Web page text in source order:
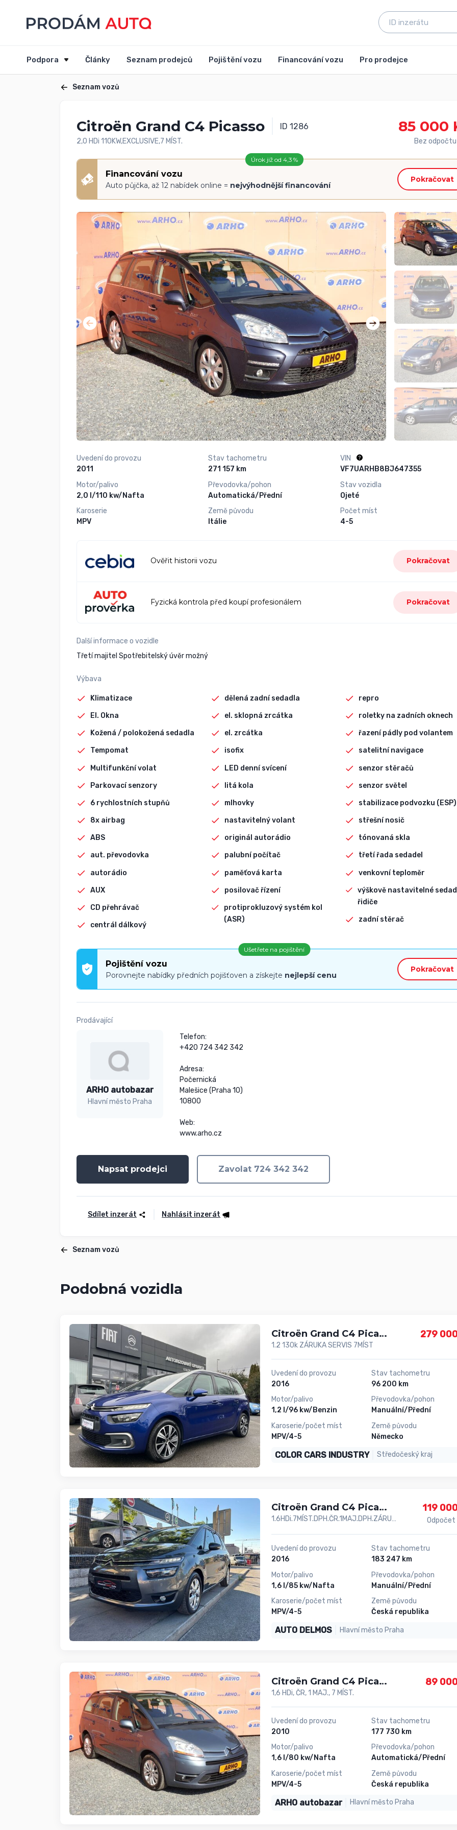
Podpora Články Seznam prodejců Pojištění vozu Financování vozu Pro prodejce
Seznam vozů
Citroën Grand C4 Picasso ID 1286
2,0 HDi 110KW,EXCLUSIVE,7 MÍST.
85 000
Bez odpočtu
Úrok již od 4,3 %
Financování vozu
Auto půjčka, až 12 nabídek online = nejvýhodnější financování
Pokračovat
Uvedení do provozu
2011
Motor/palivo
2,0 l/110 kw/Nafta
Karoserie
MPV
Stav tachometru
271 157 km
Převodovka/pohon
Automatická/Přední
Země původu
Itálie
VIN
VF7UARHB8BJ647355
Stav vozidla
Ojeté
Počet míst
4-5
Ověřit historii vozu Pokračovat
Fyzická kontrola před koupí profesionálem Pokračovat
Další informace o vozidle
Třetí majitel Spotřebitelský úvěr možný
Výbava
Klimatizace
El. Okna
Kožená / polokožená sedadla
Tempomat
Multifunkční volat
Parkovací senzory
6 rychlostních stupňů
8x airbag
ABS
aut. převodovka
autorádio
AUX
CD přehrávač
centrál dálkový
dělená zadní sedadla
el. sklopná zrcátka
el. zrcátka
isofix
LED denní svícení
litá kola
mlhovky
nastavitelný volant
originál autorádio
palubní počítač
paměťová karta
posilovač řízení
protiprokluzový systém kol
(ASR)
repro
roletky na zadních oknech
řazení pádly pod volantem
satelitní navigace
senzor stěračů
senzor světel
stabilizace podvozku (ESP)
střešní nosič
tónovaná skla
třetí řada sedadel
venkovní teploměr
výškově nastavitelné
řidiče
zadní stěrač
Ušetřete na pojištění
Pojištění vozu
Porovnejte nabídky předních pojišťoven a získejte nejlepší cenu
Pokračovat
Prodávající
ARHO autobazar
Hlavní město Praha
Telefon:
+420 724 342 342
Adresa:
Počernická
Malešice (Praha 10)
10800
Web:
www.arho.cz
Napsat prodejci Zavolat 724 342 342
Sdílet inzerát Nahlásit inzerát
Seznam vozů
Podobná vozidla
Citroën Grand C4 Picasso
1.2 130k ZÁRUKA SERVIS 7MÍST
279
Uvedení do provozu
2016
Motor/palivo
1,2 l/96 kw/Benzin
Karoserie/počet míst
MPV/4-5
Stav tachometru
96 200 km
Převodovka/pohon
Manuální/Přední
Země původu
Německo
COLOR CARS INDUSTRY Středočeský kraj
Citroën Grand C4 Picasso
1.6HDi.7MÍST.DPH.ČR.1MAJ.DPH.ZÁRUKA12
119
Odpočet
Uvedení do provozu
2016
Motor/palivo
1,6 l/85 kw/Nafta
Karoserie/počet míst
MPV/4-5
Stav tachometru
183 247 km
Převodovka/pohon
Manuální/Přední
Země původu
Česká republika
AUTO DELMOS Hlavní město Praha
Citroën Grand C4 Picasso
1,6 HDi, ČR, 1 MAJ., 7 MÍST.
89
Uvedení do provozu
2010
Motor/palivo
1,6 l/80 kw/Nafta
Karoserie/počet míst
MPV/4-5
Stav tachometru
177 730 km
Převodovka/pohon
Automatická/Přední
Země původu
Česká republika
ARHO autobazar Hlavní město Praha